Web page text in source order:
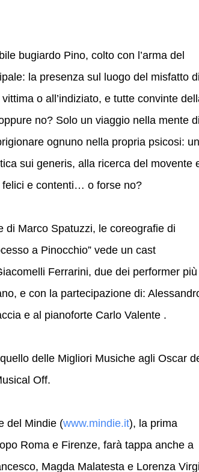
bugiardo Pino, colto con l’arma del
la presenza sul luogo del misfatto di
o all’indiziato, e tutte convinte
no? Solo un viaggio nella mente di
ognuno nella propria psicosi: un
sui generis, alla ricerca del movente
felici e contenti… o forse no?
di Marco Spatuzzi, le coreografie di
a Pinocchio” vede un cast
Ferrarini, due dei performer più
e con la partecipazione di:
e al pianoforte Carlo Valente .
delle Migliori Musiche agli Oscar
Off.
del Mindie (www.mindie.it), la prima
Roma e Firenze, farà tappa anche a
Magda Malatesta e Lorenza